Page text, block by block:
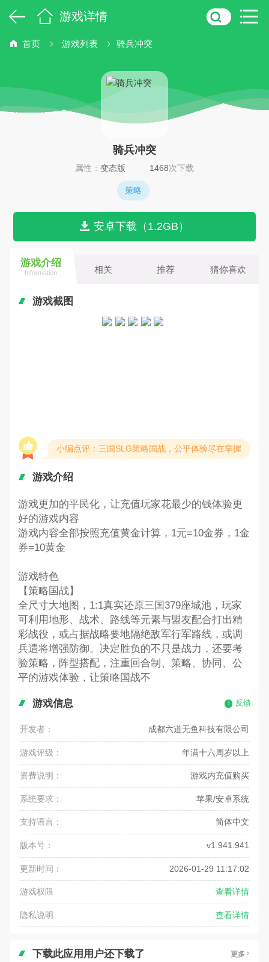
游戏详情
首页 游戏列表 骑兵冲突
骑兵冲突
属性： 变态版 1468次下载
策略
安卓下载（1.2GB）
游戏介绍
Information 相关 推荐 猜你喜欢
游戏截图
小编点评：三国SLG策略国战，公平体验尽在掌握
游戏介绍
游戏更加的平民化，让充值玩家花最少的钱体验更
好的游戏内容
游戏内容全部按照充值黄金计算，1元=10金券，1金
券=10黄金
游戏特色
【策略国战】
全尺寸大地图，1:1真实还原三国379座城池，玩家
可利用地形、战术、路线等元素与盟友配合打出精
彩战役，或占据战略要地隔绝敌军行军路线，或调
兵遣将增强防御。决定胜负的不只是战力，还要考
验策略，阵型搭配，注重回合制、策略、协同、公
平的游戏体验，让策略国战不
游戏信息 反馈
开发者： 成都六道无鱼科技有限公司
游戏评级： 年满十六周岁以上
资费说明： 游戏内充值购买
系统要求： 苹果/安卓系统
支持语言： 简体中文
版本号： v1.941.941
更新时间： 2026-01-29 11:17:02
游戏权限 查看详情
隐私说明 查看详情
下载此应用用户还下载了 更多